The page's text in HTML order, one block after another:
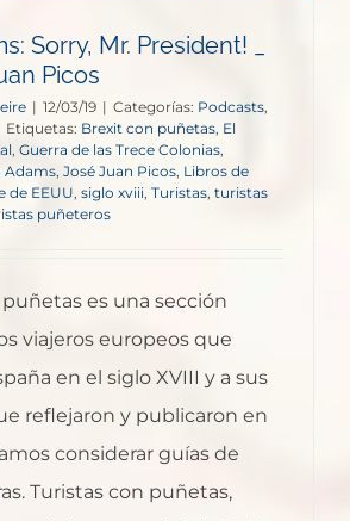
Sorry, Mr. President! _
Picos
| 12/03/19 | Categorías: Podcasts
Etiquetas: Brexit con puñetas El
Guerra de las Trece Colonias
Adams, José Juan Picos Libros de
de EEUU siglo xviii Turistas, turistas
puñeteros
es una sección
viajeros europeos que
en el siglo XVIII y a sus
reflejaron y publicaron en
considerar guías de
Turistas con puñetas,